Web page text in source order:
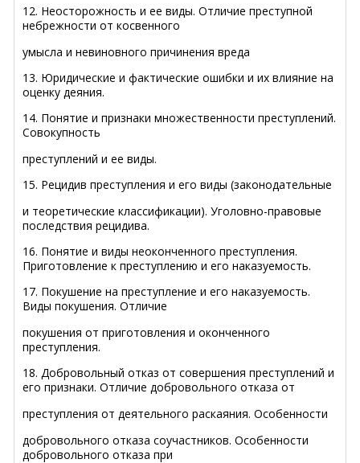
12. Неосторожность и ее виды. Отличие преступной
небрежности от косвенного
умысла и невиновного причинения вреда
13. Юридические и фактические ошибки и их влияние на
оценку деяния.
14. Понятие и признаки множественности преступлений.
Совокупность
преступлений и ее виды.
15. Рецидив преступления и его виды (законодательные
и теоретические классификации). Уголовно-правовые
последствия рецидива.
16. Понятие и виды неоконченного преступления.
Приготовление к преступлению и его наказуемость.
17. Покушение на преступление и его наказуемость.
Виды покушения. Отличие
покушения от приготовления и оконченного
преступления.
18. Добровольный отказ от совершения преступлений и
его признаки. Отличие добровольного отказа от
преступления от деятельного раскаяния. Особенности
добровольного отказа соучастников. Особенности
добровольного отказа при